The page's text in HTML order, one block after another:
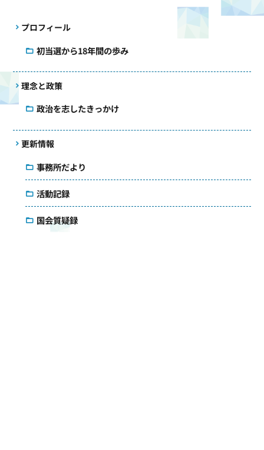
プロフィール
初当選から18年間の歩み
理念と政策
政治を志したきっかけ
更新情報
事務所だより
活動記録
国会質疑録